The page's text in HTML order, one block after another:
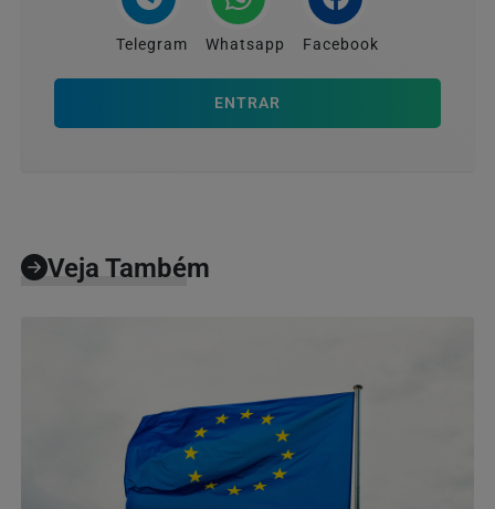
Telegram Whatsapp Facebook
ENTRAR
Veja Também